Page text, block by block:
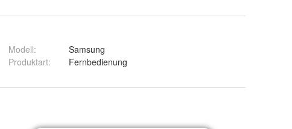
Modell:
Samsung
Produktart: Fernbedienung